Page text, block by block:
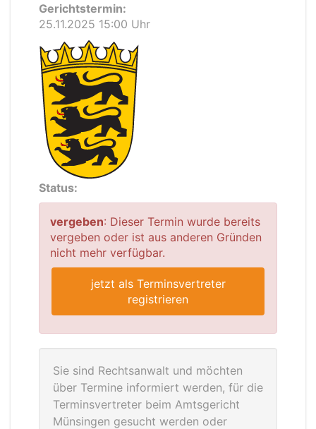
Gerichtstermin:
25.11.2025 15:00 Uhr
Status:
vergeben: Dieser Termin wurde bereits
vergeben oder ist aus anderen Gründen
nicht mehr verfügbar.
jetzt als Terminsvertreter
registrieren
Sie sind Rechtsanwalt und möchten
über Termine informiert werden, für die
Terminsvertreter beim Amtsgericht
Münsingen gesucht werden oder